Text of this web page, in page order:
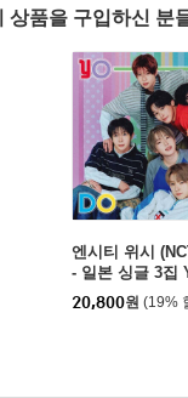
상품을 구입하신 분
엔시티 위시
- 일본 싱글 3집
N! / BOY
[통상판 YO-I-
20,800원 (19%